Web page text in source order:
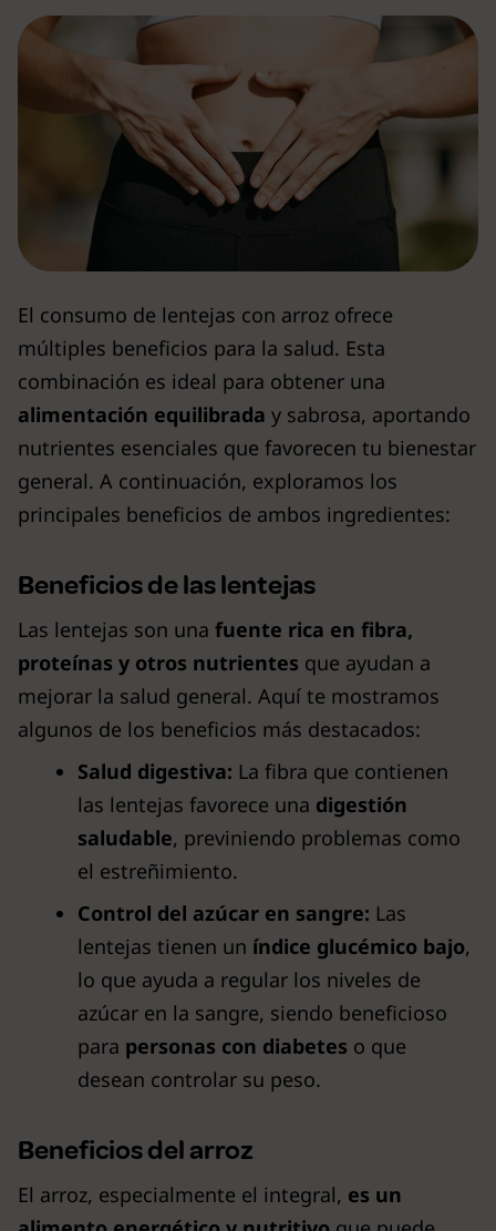
El consumo de lentejas con arroz ofrece
múltiples beneficios para la salud. Esta
combinación es ideal para obtener una
alimentación equilibrada y sabrosa, aportando
nutrientes esenciales que favorecen tu bienestar
general. A continuación, exploramos los
principales beneficios de ambos ingredientes:
Beneficios de las lentejas
Las lentejas son una fuente rica en fibra,
proteínas y otros nutrientes que ayudan a
mejorar la salud general. Aquí te mostramos
algunos de los beneficios más destacados:
Salud digestiva: La fibra que contienen
las lentejas favorece una digestión
saludable, previniendo problemas como
el estreñimiento.
Control del azúcar en sangre: Las
lentejas tienen un índice glucémico bajo,
lo que ayuda a regular los niveles de
azúcar en la sangre, siendo beneficioso
para personas con diabetes o que
desean controlar su peso.
Beneficios del arroz
El arroz, especialmente el integral, es un